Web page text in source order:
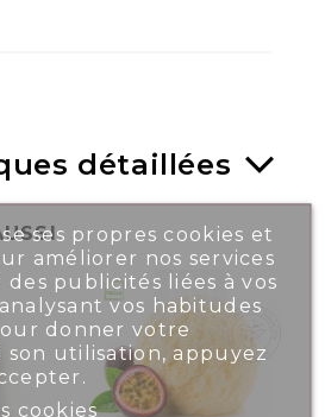
détaillées
ses propres cookies et
améliorer nos services
publicités liées à vos
vos habitudes
donner votre
son utilisation, appuyez
cookies